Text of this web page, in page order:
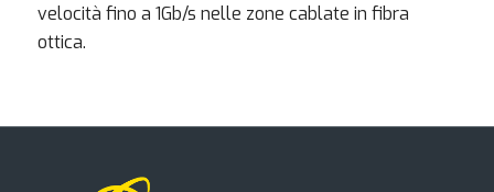
velocità fino a 1Gb/s nelle zone cablate in fibra
ottica.